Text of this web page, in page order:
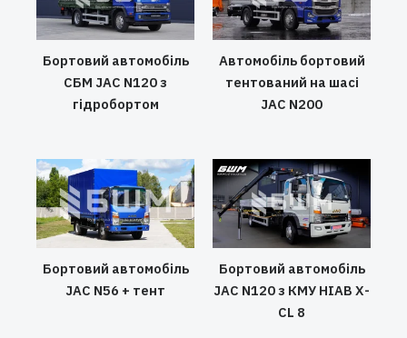
Бортовий автомобіль
СБМ JAC N120 з
гідробортом
Автомобіль бортовий
тентований на шасі
JAC N200
Бортовий автомобіль
JAC N56 + тент
Бортовий автомобіль
JAC N120 з КМУ HIAB X-
CL 8